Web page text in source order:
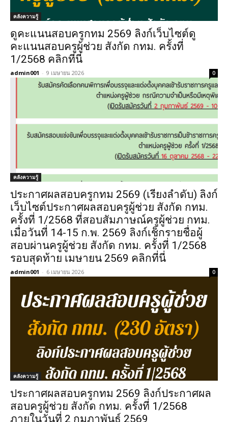
คลังความรู้
ดูคะแนนสอบครูกทม 2569 ลิงก์เว็บไซต์ดู
คะแนนสอบครูผู้ช่วย สังกัด กทม. ครั้งที่
1/2568 คลิกที่นี่
admin001 - 9 เมษายน 2026 0
คลังความรู้
ประกาศผลสอบครูกทม 2569 (เรียงลำดับ) ลิงก์
เว็บไซต์ประกาศผลสอบครูผู้ช่วย สังกัด กทม.
ครั้งที่ 1/2568 ที่สอบสัมภาษณ์ครูผู้ช่วย กทม.
เมื่อวันที่ 14-15 ก.พ. 2569 ลิงก์เช็กรายชื่อผู้
สอบผ่านครูผู้ช่วย สังกัด กทม. ครั้งที่ 1/2568
รอบสุดท้าย เมษายน 2569 คลิกที่นี่
admin001 - 6 เมษายน 2026 0
คลังความรู้
ประกาศผลสอบครูกทม 2569 ลิงก์ประกาศผล
สอบครูผู้ช่วย สังกัด กทม. ครั้งที่ 1/2568
ภายในวันที่ 2 กุมภาพันธ์ 2569